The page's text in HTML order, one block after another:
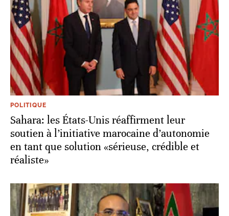
POLITIQUE
Sahara: les États-Unis réaffirment leur
soutien à l’initiative marocaine d’autonomie
en tant que solution «sérieuse, crédible et
réaliste»